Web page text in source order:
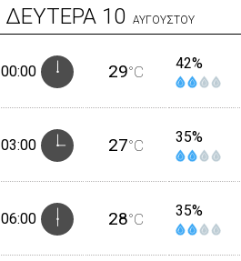
ΔΕΥΤΕΡΑ 10 ΑΥΓΟΥΣΤΟΥ
00:00 29°C 42%
03:00 27°C 35%
06:00 28°C 35%